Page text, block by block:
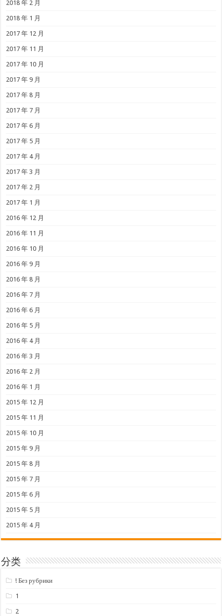
2018 年 2 月
2018 年 1 月
2017 年 12 月
2017 年 11 月
2017 年 10 月
2017 年 9 月
2017 年 8 月
2017 年 7 月
2017 年 6 月
2017 年 5 月
2017 年 4 月
2017 年 3 月
2017 年 2 月
2017 年 1 月
2016 年 12 月
2016 年 11 月
2016 年 10 月
2016 年 9 月
2016 年 8 月
2016 年 7 月
2016 年 6 月
2016 年 5 月
2016 年 4 月
2016 年 3 月
2016 年 2 月
2016 年 1 月
2015 年 12 月
2015 年 11 月
2015 年 10 月
2015 年 9 月
2015 年 8 月
2015 年 7 月
2015 年 6 月
2015 年 5 月
2015 年 4 月
分类
! Без рубрики
1
2